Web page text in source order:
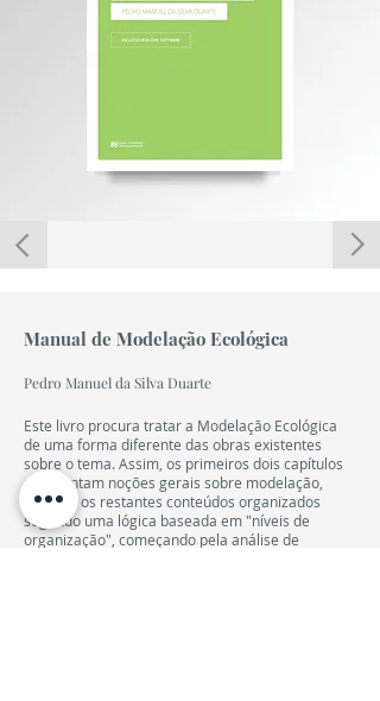
Manual de Modelação Ecológica
Pedro Manuel da Silva Duarte
Este livro procura tratar a Modelação Ecológica
de uma forma diferente das obras existentes
sobre o tema. Assim, os primeiros dois capítulos
apresentam noções gerais sobre modelação,
estando os restantes conteúdos organizados
segundo uma lógica baseada em "níveis de
organização", começando pela análise de